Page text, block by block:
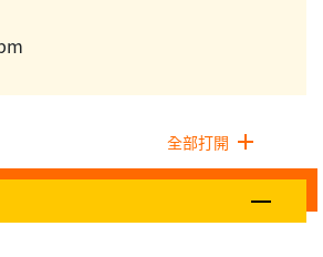
全部打開